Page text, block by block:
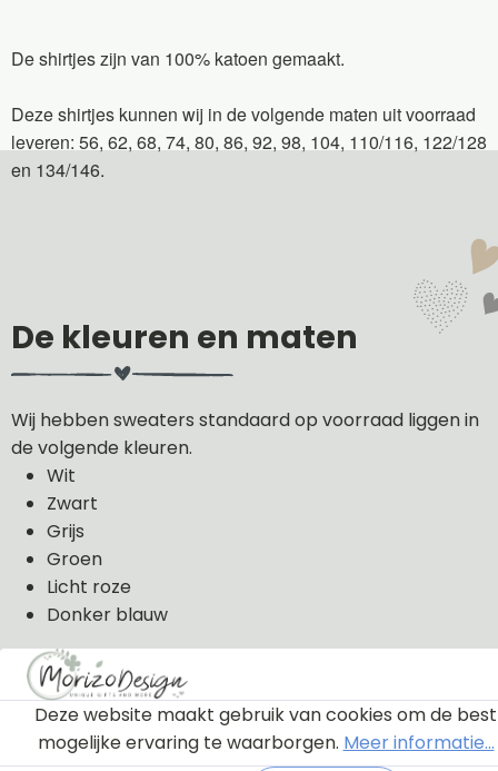
De shirtjes zijn van 100% katoen gemaakt.
Deze shirtjes kunnen wij in de volgende maten uit voorraad
leveren: 56, 62, 68, 74, 80, 86, 92, 98, 104, 110/116, 122/128
en 134/146.
De kleuren en maten
Wij hebben sweaters standaard op voorraad liggen in
de volgende kleuren.
Wit
Zwart
Grijs
Groen
Licht roze
Donker blauw
De sweaters kunnen wij in de volgende maten uit
voorraad leveren: 56, 62, 68, 74, 80, 86, 92, 98 en 104.
De sweaters zijn van 100% katoen gemaakt.
Deze website maakt gebruik van cookies om de best
mogelijke ervaring te waarborgen. Meer informatie...